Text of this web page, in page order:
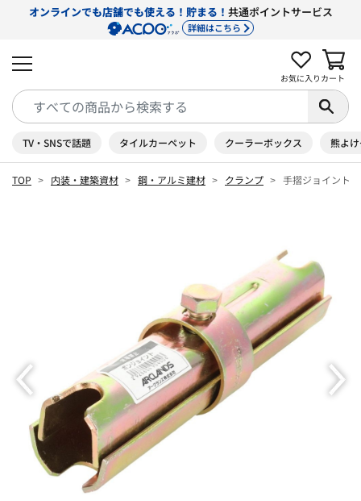
オンラインでも店舗でも使える！貯まる！ 共通ポイントサービス
詳細はこちら
お気に入り カート
TV・SNSで話題 タイルカーペット クーラーボックス 熊よ
TOP 内装・建築資材 鋼・アルミ建材 クランプ 手摺ジョイント